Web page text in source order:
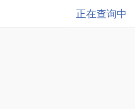
正在查询中